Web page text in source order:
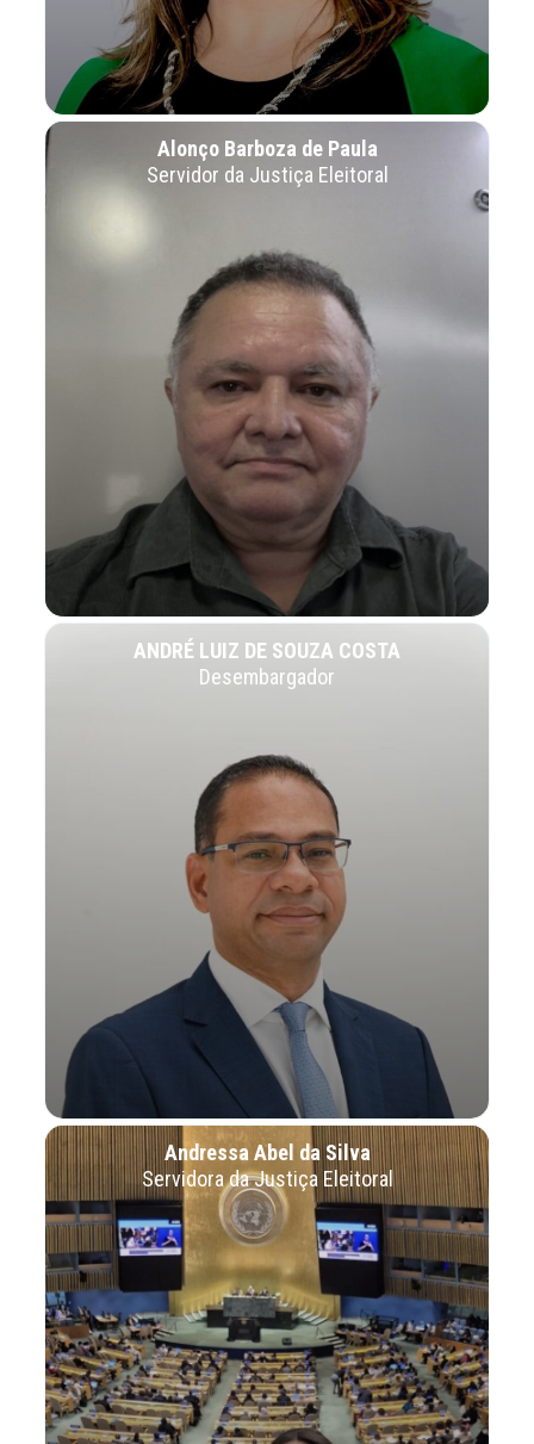
Alonço Barboza de Paula
Servidor da Justiça Eleitoral
ANDRÉ LUIZ DE SOUZA COSTA
Desembargador
Andressa Abel da Silva
Servidora da Justiça Eleitoral